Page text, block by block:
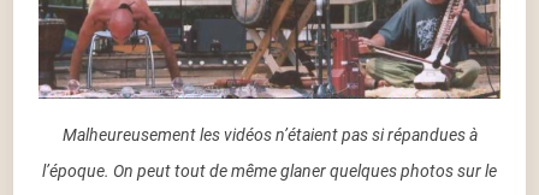
Malheureusement les vidéos n’étaient pas si répandues à
l’époque. On peut tout de même glaner quelques photos sur le